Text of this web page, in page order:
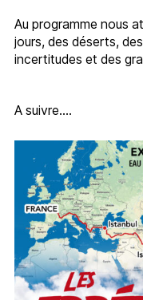
Au programme nous
jours, des déserts,
incertitudes et des
A suivre….